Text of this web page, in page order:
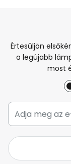
Értesüljön
a legújabb
most